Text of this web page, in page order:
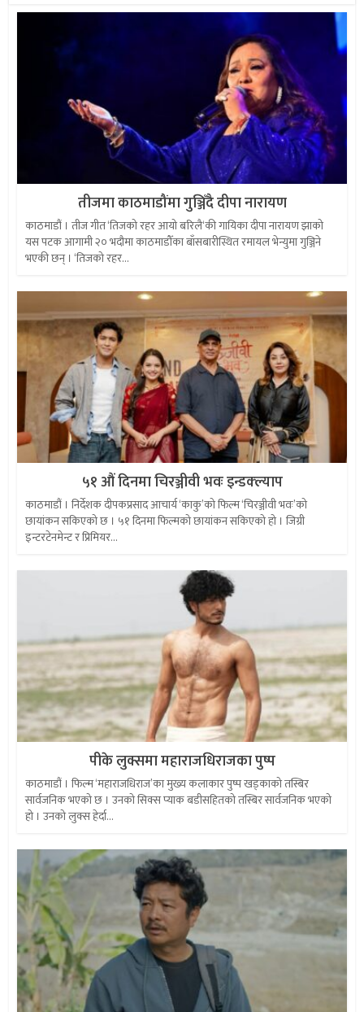
तीजमा काठमाडौंमा गुञ्जिँदै दीपा नारायण
काठमाडौं । तीज गीत ‘तिजको रहर आयो बरिलै‘की गायिका दीपा नारायण झाको
यस पटक आगामी २० भदौमा काठमाडौँका बाँसबारीस्थित रमायल भेन्युमा गुञ्जिने
भएकी छन् । ‘तिजको रहर...
५१ औं दिनमा चिरञ्जीवी भवः इन्डक्ल्याप
काठमाडौं । निर्देशक दीपकप्रसाद आचार्य ‘काकु’को फिल्म ‘चिरञ्जीवी भवः’को
छायांकन सकिएको छ । ५१ दिनमा फिल्मको छायांकन सकिएको हो । जिग्री
इन्टरटेनमेन्ट र प्रिमियर...
पीके लुक्समा महाराजधिराजका पुष्प
काठमाडौं । फिल्म ‘महाराजधिराज’का मुख्य कलाकार पुष्प खड्काको तस्बिर
सार्वजनिक भएको छ । उनको सिक्स प्याक बडीसहितको तस्बिर सार्वजनिक भएको
हो । उनको लुक्स हेर्दा...